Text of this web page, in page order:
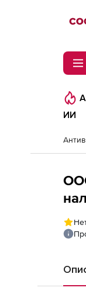
ИИ